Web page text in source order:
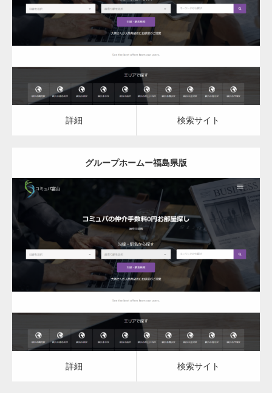
グループホーム
詳細 検索サイト
詳細 検索サイト
グループホームー福島県版
更新日： 2023.03.09
グループホーム
詳細 検索サイト
詳細 検索サイト
変幻自在、あらゆる業種に対応可能な新しい
カスタム投稿タイプ実…
一般社団法人高齢者支援協会がコミュパ.com
通常投稿
Hello world!